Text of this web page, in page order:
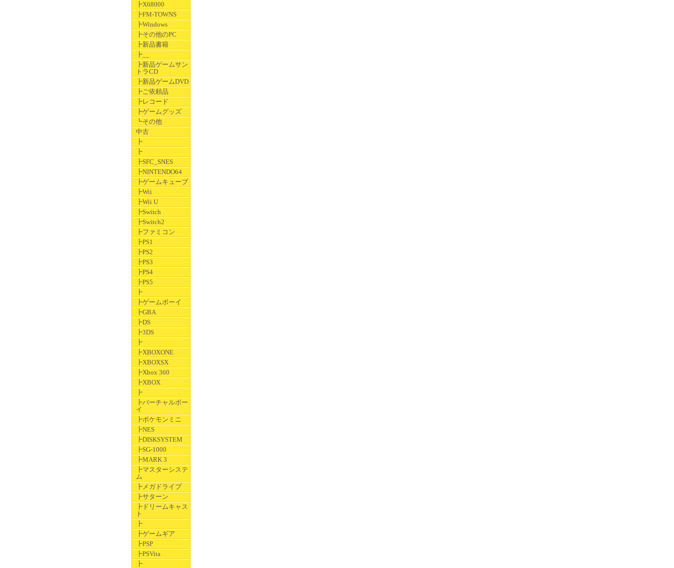
┣X68000
┣FM-TOWNS
┣Windows
┣その他のPC
┣新品書籍
┣__
┣新品ゲームサン
トラCD
┣新品ゲームDVD
┣ご依頼品
┣レコード
┣ゲームグッズ
┗その他
中古
┣
┣
┣SFC_SNES
┣NINTENDO64
┣ゲームキューブ
┣Wii
┣Wii U
┣Switch
┣Switch2
┣ファミコン
┣PS1
┣PS2
┣PS3
┣PS4
┣PS5
┣
┣ゲームボーイ
┣GBA
┣DS
┣3DS
┣
┣XBOXONE
┣XBOXSX
┣Xbox 360
┣XBOX
┣
┣バーチャルボー
イ
┣ポケモンミニ
┣NES
┣DISKSYSTEM
┣SG-1000
┣MARK 3
┣マスターシステ
ム
┣メガドライブ
┣サターン
┣ドリームキャス
ト
┣
┣ゲームギア
┣PSP
┣PSVita
┣